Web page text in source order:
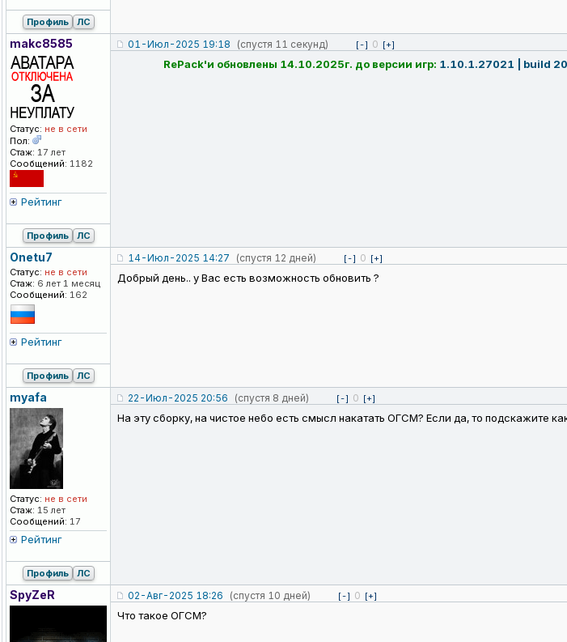
Профиль ЛС
makc8585
Статус: не в сети
Пол:
Стаж: 17 лет
Сообщений: 1182
Рейтинг
01-Июл-2025 19:18 (спустя 11 секунд) [-] 0 [+]
RePack'и обновлены 14.10.2025г. до версии игр: 1.10.1.27021 | build
Профиль ЛС
Onetu7
Статус: не в сети
Стаж: 6 лет 1 месяц
Сообщений: 162
Рейтинг
14-Июл-2025 14:27 (спустя 12 дней) [-] 0 [+]
Добрый день.. у Вас есть возможность обновить ?
Профиль ЛС
myafa
Статус: не в сети
Стаж: 15 лет
Сообщений: 17
Рейтинг
22-Июл-2025 20:56 (спустя 8 дней) [-] 0 [+]
На эту сборку, на чистое небо есть смысл накатать ОГСМ? Если да, то подскажите
Профиль ЛС
SpyZeR 02-Авг-2025 18:26 (спустя 10 дней) [-] 0 [+]
Что такое ОГСМ?